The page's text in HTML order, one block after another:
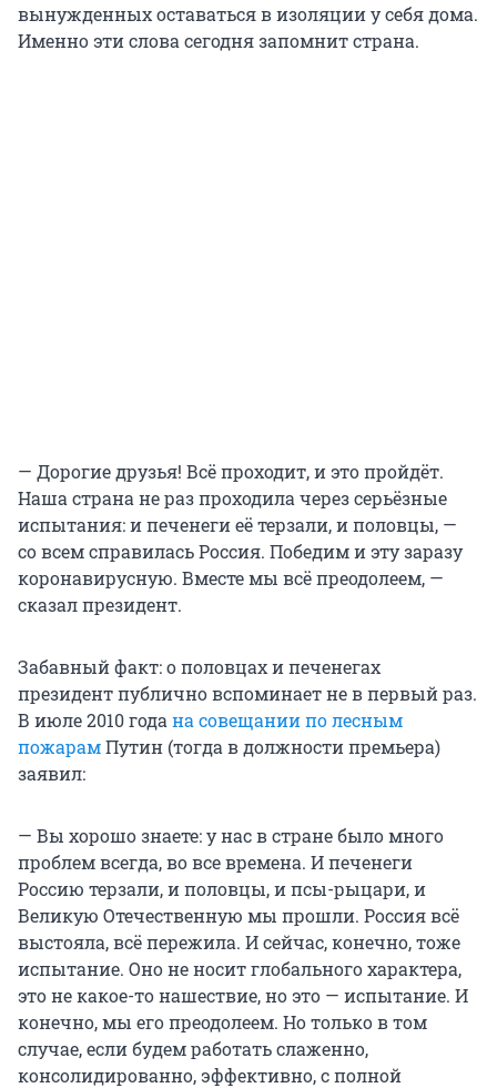
вынужденных оставаться в изоляции у себя дома.
Именно эти слова сегодня запомнит страна.
— Дорогие друзья! Всё проходит, и это пройдёт.
Наша страна не раз проходила через серьёзные
испытания: и печенеги её терзали, и половцы, —
со всем справилась Россия. Победим и эту заразу
коронавирусную. Вместе мы всё преодолеем, —
сказал президент.
Забавный факт: о половцах и печенегах
президент публично вспоминает не в первый раз.
В июле 2010 года на совещании по лесным
пожарамПутин (тогда в должности премьера)
заявил:
— Вы хорошо знаете: у нас в стране было много
проблем всегда, во все времена. И печенеги
Россию терзали, и половцы, и псы-рыцари, и
Великую Отечественную мы прошли. Россия всё
выстояла, всё пережила. И сейчас, конечно, тоже
испытание. Оно не носит глобального характера,
это не какое-то нашествие, но это — испытание. И
конечно, мы его преодолеем. Но только в том
случае, если будем работать слаженно,
консолидированно, эффективно, с полной